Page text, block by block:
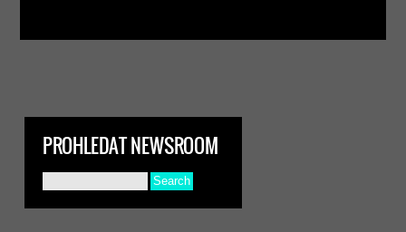
PROHLEDAT NEWSROOM